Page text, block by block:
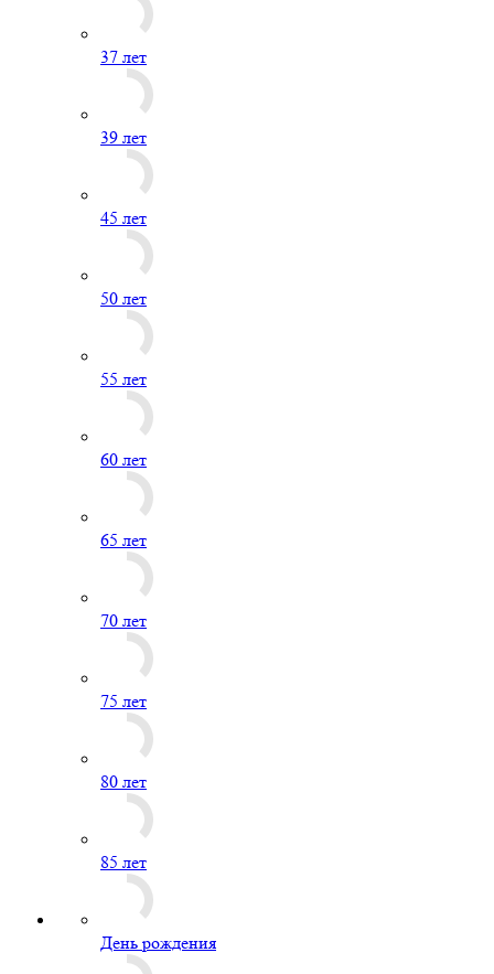
37 лет
39 лет
45 лет
50 лет
55 лет
60 лет
65 лет
70 лет
75 лет
80 лет
85 лет
День рождения